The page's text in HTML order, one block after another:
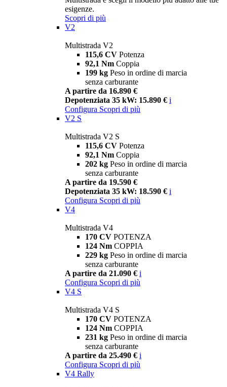
esigenze.
Scopri di più
V2
Multistrada V2
115,6 CV Potenza
92,1 Nm Coppia
199 kg Peso in ordine di marcia
senza carburante
A partire da 16.890 €
Depotenziata 35 kW: 15.890 € i
Configura Scopri di più
V2 S
Multistrada V2 S
115,6 CV Potenza
92,1 Nm Coppia
202 kg Peso in ordine di marcia
senza carburante
A partire da 19.590 €
Depotenziata 35 kW: 18.590 € i
Configura Scopri di più
V4
Multistrada V4
170 CV POTENZA
124 Nm COPPIA
229 kg Peso in ordine di marcia
senza carburante
A partire da 21.090 € i
Configura Scopri di più
V4 S
Multistrada V4 S
170 CV POTENZA
124 Nm COPPIA
231 kg Peso in ordine di marcia
senza carburante
A partire da 25.490 € i
Configura Scopri di più
V4 Rally